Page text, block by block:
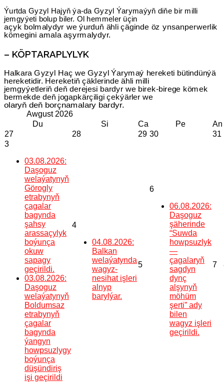
Ýurtda Gyzyl Hajyň ýa-da Gyzyl Ýarymaýyň diňe bir milli
jemgyýeti bolup biler. Ol hemmeler üçin
açyk bolmalydyr we ýurduň ähli çäginde öz ynsanperwerlik
kömegini amala aşyrmalydyr.
– KÖPTARAPLYLYK
Halkara Gyzyl Haç we Gyzyl Ýarymaý hereketi bütindünýä
hereketidir. Hereketiň çäklerinde ähli milli
jemgyýetleriň deň derejesi bardyr we birek-birege kömek
bermekde deň jogapkärçiligi çekýärler we
olaryň deň borçnamalary bardyr.
Awgust 2026
Du
Si Ca Pe An
27
28 29 30 31
3
03.08.2026:
Daşoguz
welaýatynyň
Görogly
etrabynyň
çagalar
bagynda
şahsy
arassaçylyk
boýunça
okuw
sapagy
geçirildi.
03.08.2026:
Daşoguz
welaýatynyň
Boldumsaz
etrabynyň
çagalar
bagynda
ýangyn
howpsuzlygy
boýunça
düşündiriş
işi geçirildi
4
04.08.2026:
Balkan
welaýatynda
wagyz-
nesihat işleri
alnyp
barylýar.
5
6
06.08.2026:
Daşoguz
şäherinde
“Suwda
howpsuzlyk
—
çagalaryň
sagdyn
dynç
alşynyň
möhüm
şerti” ady
bilen
wagyz işleri
geçirildi.
7